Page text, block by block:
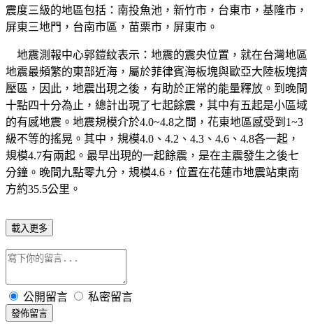
震度三級的地區包括：南投魚池，新竹市，台東市，基隆市，
屏東三地門，台南市區，苗栗市，屏東市。
地震測報中心郭鎧紋表示：地震的震央位置，就在台灣地區
地震最頻繁的東部近海，屬於菲律賓海板塊與歐亞大陸板塊擠
壓區，因此，地震出現之後，有助於正常的能量釋放。到晚間
十點四十分為止，總計出現了七起餘震，其中有五起是小區域
的有感地震。地震規模介於4.0~4.8之間，花東地區感受到1~3
級不等的搖晃。其中，規模4.0、4.2、4.3、4.6、4.8各一起，
規模4.7有兩起。最早出現的一起餘震，是在主震發生之後七
分鐘。晚間九點零九分，規模4.6，位置在花蓮市地震站東南
方約35.5公里。
載入更多
公開留言 私密留言
發佈留言